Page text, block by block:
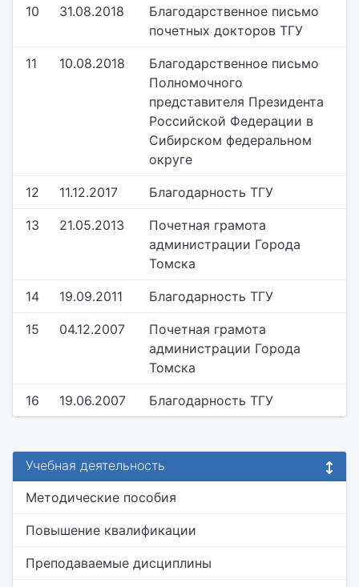
10 31.08.2018
Благодарственное письмо
почетных докторов ТГУ
11 10.08.2018
Благодарственное письмо
Полномочного
представителя Президента
Российской Федерации в
Сибирском федеральном
округе
12 11.12.2017 Благодарность ТГУ
13 21.05.2013
Почетная грамота
администрации Города
Томска
14 19.09.2011 Благодарность ТГУ
15 04.12.2007
Почетная грамота
администрации Города
Томска
16 19.06.2007 Благодарность ТГУ
Учебная деятельность
Методические пособия
Повышение квалификации
Преподаваемые дисциплины